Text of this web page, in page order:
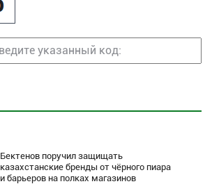
Бектенов поручил защищать
казахстанские бренды от чёрного пиара
и барьеров на полках магазинов